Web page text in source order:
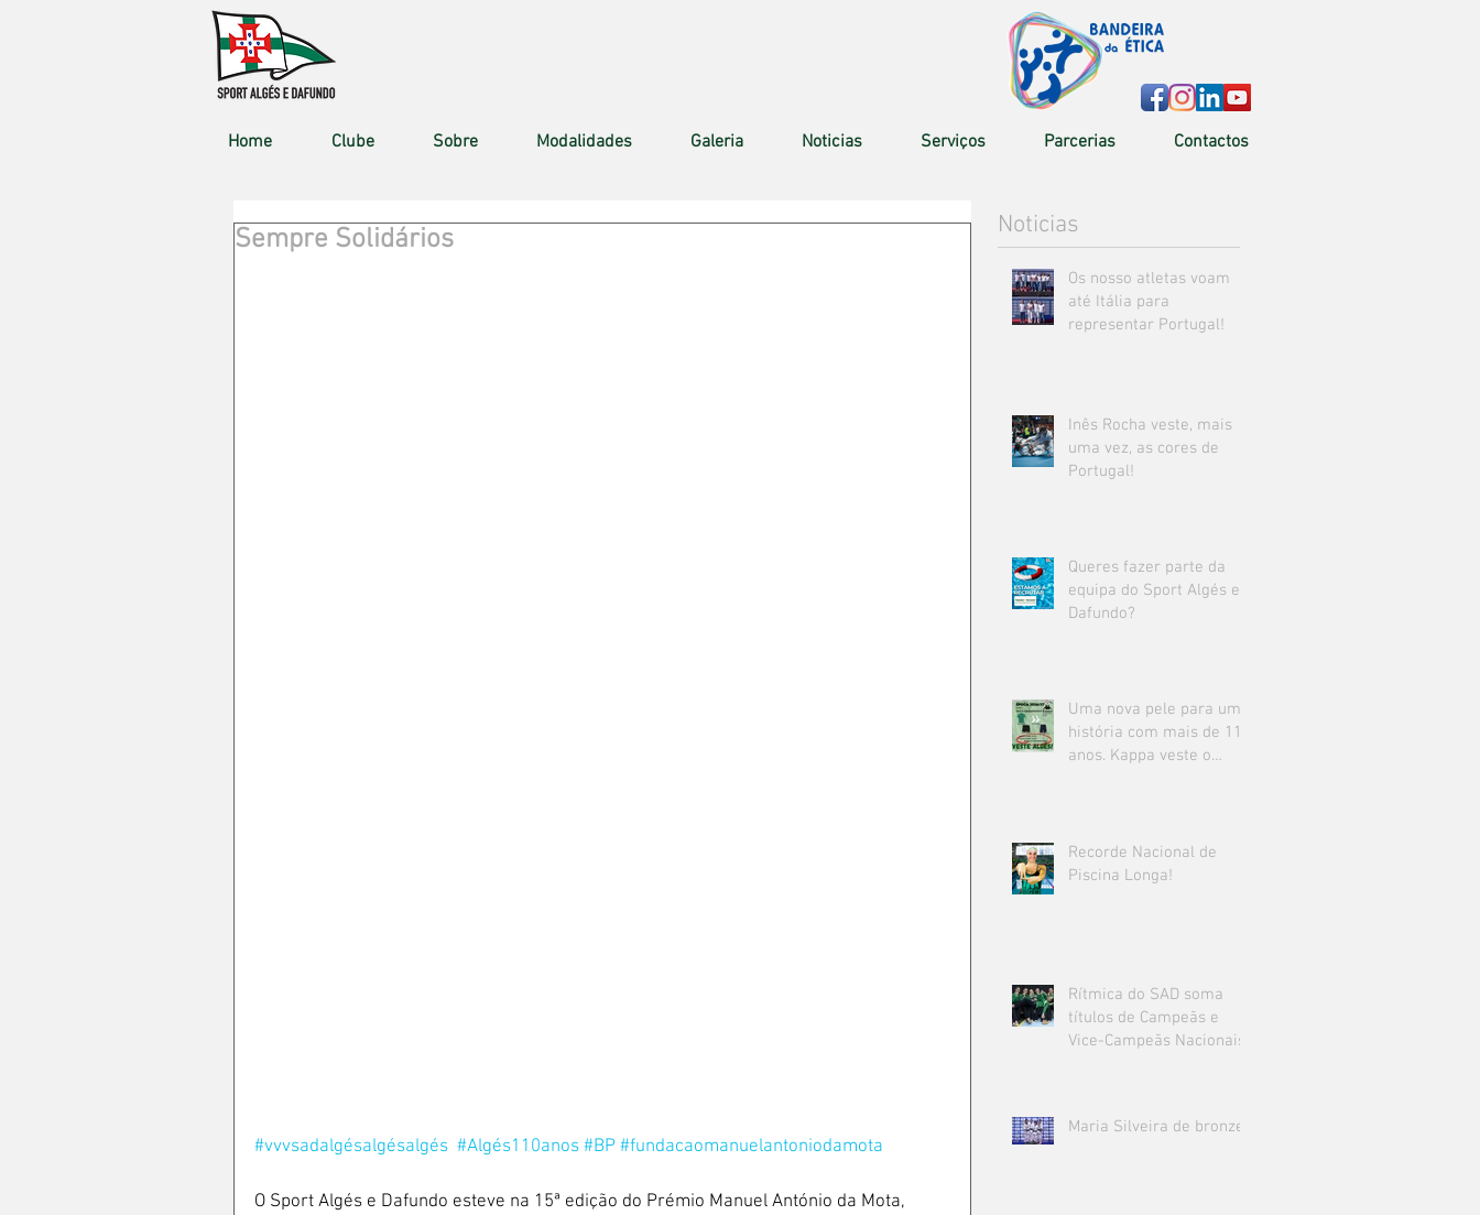
Home Clube Sobre Modalidades Galeria Noticias Serviços Parcerias Contactos
Sempre Solidários
#vvvsadalgésalgésalgés #Algés110anos #BP #fundacaomanuelantoniodamota
O Sport Algés e Dafundo esteve na 15ª edição do Prémio Manuel António da Mota,
Noticias
Os nosso atletas voam
até Itália para
representar Portugal!
Inês Rocha veste, mais
uma vez, as cores de
Portugal!
Queres fazer parte da
equipa do Sport Algés e
Dafundo?
Uma nova pele para uma
história com mais de 111
anos. Kappa veste o
Recorde Nacional de
Piscina Longa!
Rítmica do SAD soma
títulos de Campeãs e
Vice-Campeãs Nacionais!
Maria Silveira de bronze!